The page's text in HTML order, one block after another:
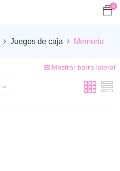
0
Juegos de caja Memoria
Mostrar barra lateral